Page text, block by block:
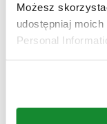
Możesz
udostępniaj
Personal
3 640 zł
Zarezerwuj w
Znajdź sklep